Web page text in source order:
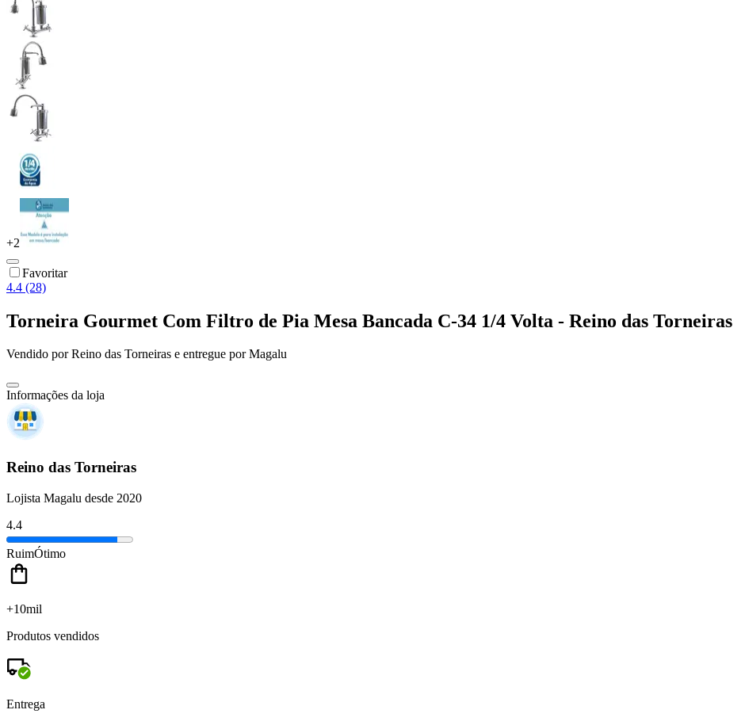
+2
Favoritar
4.4 (28)
Torneira Gourmet Com Filtro de Pia Mesa Bancada C-34 1/4 Volta - Reino das Torneiras
Vendido porReino das Torneiras e entregue por Magalu
Informações da loja
Reino das Torneiras
Lojista Magalu desde 2020
4.4
RuimÓtimo
+10mil
Produtos vendidos
Entrega